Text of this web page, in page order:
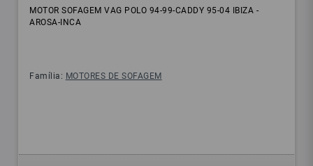
MOTOR SOFAGEM VAG POLO 94-99-CADDY 95-04 IBIZA -
AROSA-INCA
Família: MOTORES DE SOFAGEM